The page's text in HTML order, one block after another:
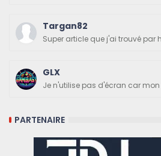
Targan82
Super article que j'ai trouvé par
GLX
Je n'utilise pas d'écran car mon
PARTENAIRE